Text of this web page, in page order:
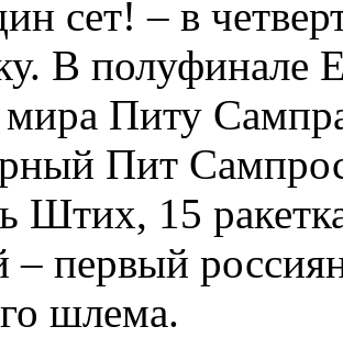
сет! – в
В полуфинале
мира Питу
Пит
Штих, 15
– первый
шлема.